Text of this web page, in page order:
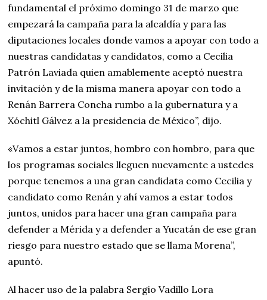
fundamental el próximo domingo 31 de marzo que
empezará la campaña para la alcaldía y para las
diputaciones locales donde vamos a apoyar con todo a
nuestras candidatas y candidatos, como a Cecilia
Patrón Laviada quien amablemente aceptó nuestra
invitación y de la misma manera apoyar con todo a
Renán Barrera Concha rumbo a la gubernatura y a
Xóchitl Gálvez a la presidencia de México”, dijo.
«Vamos a estar juntos, hombro con hombro, para que
los programas sociales lleguen nuevamente a ustedes
porque tenemos a una gran candidata como Cecilia y
candidato como Renán y ahí vamos a estar todos
juntos, unidos para hacer una gran campaña para
defender a Mérida y a defender a Yucatán de ese gran
riesgo para nuestro estado que se llama Morena”,
apuntó.
Al hacer uso de la palabra Sergio Vadillo Lora